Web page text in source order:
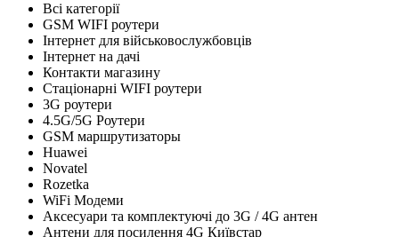
Всі категорії
GSM WIFI роутери
Інтернет для військовослужбовців
Інтернет на дачі
Контакти магазину
Стаціонарні WIFI роутери
3G роутери
4.5G/5G Роутери
GSM маршрутизаторы
Huawei
Novatel
Rozetka
WiFi Модеми
Аксесуари та комплектуючі до 3G / 4G антен
Антени для посилення 4G Київстар